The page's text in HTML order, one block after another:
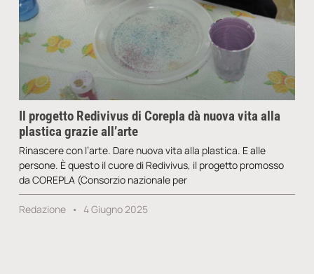
Il progetto Redivivus di Corepla dà nuova vita alla
plastica grazie all’arte
Rinascere con l’arte. Dare nuova vita alla plastica. E alle
persone. È questo il cuore di Redivivus, il progetto promosso
da COREPLA (Consorzio nazionale per
Redazione 4 Giugno 2025